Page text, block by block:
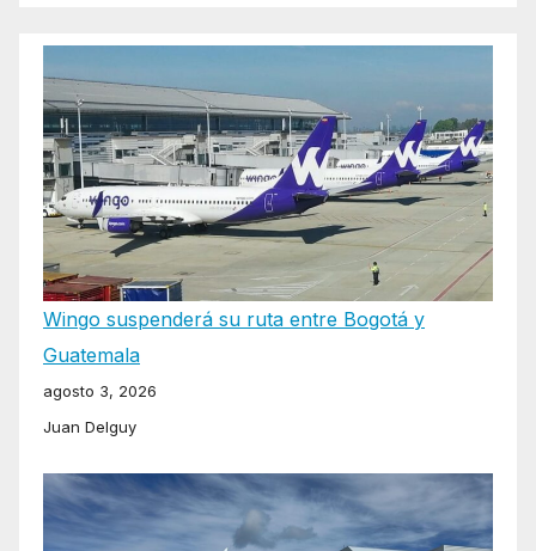
Wingo suspenderá su ruta entre Bogotá y
Guatemala
agosto 3, 2026
Juan Delguy